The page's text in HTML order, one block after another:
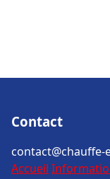
Contact
contact@chauffe-
Accueil